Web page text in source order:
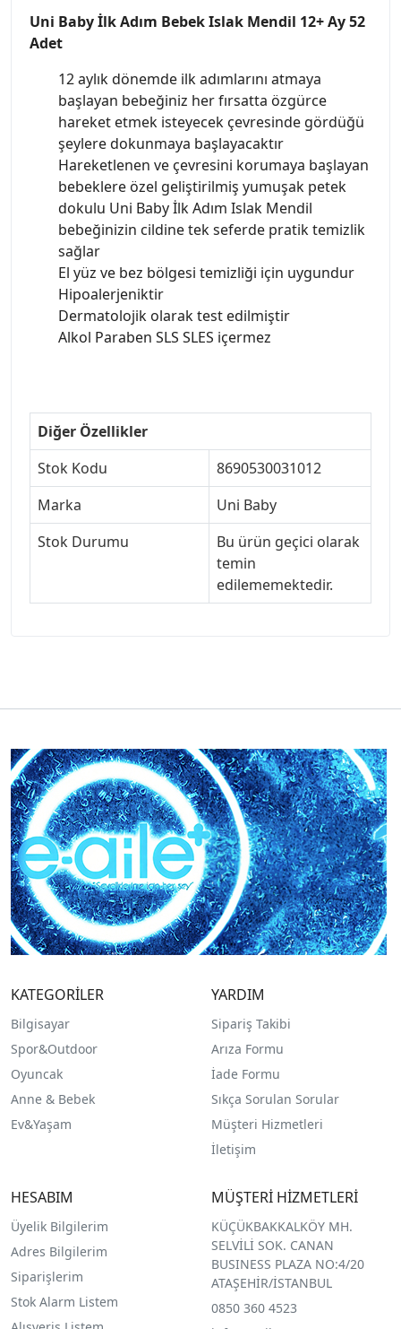
Uni Baby İlk Adım Bebek Islak Mendil 12+ Ay 52
Adet
12 aylık dönemde ilk adımlarını atmaya
başlayan bebeğiniz her fırsatta özgürce
hareket etmek isteyecek çevresinde gördüğü
şeylere dokunmaya başlayacaktır
Hareketlenen ve çevresini korumaya başlayan
bebeklere özel geliştirilmiş yumuşak petek
dokulu Uni Baby İlk Adım Islak Mendil
bebeğinizin cildine tek seferde pratik temizlik
sağlar
El yüz ve bez bölgesi temizliği için uygundur
Hipoalerjeniktir
Dermatolojik olarak test edilmiştir
Alkol Paraben SLS SLES içermez
Diğer Özellikler
Stok Kodu
8690530031012
Marka
Uni Baby
Stok Durumu
Bu ürün geçici olarak
temin
edilememektedir.
KATEGORİLER
Bilgisayar
Spor&Outdoor
Oyuncak
Anne & Bebek
Ev&Yaşam
YARDIM
Sipariş Takibi
Arıza Formu
İade Formu
Sıkça Sorulan Sorular
Müşteri Hizmetleri
İletişim
HESABIM
Üyelik Bilgilerim
Adres Bilgilerim
Siparişlerim
Stok Alarm Listem
MÜŞTERİ HİZMETLERİ
KÜÇÜKBAKKALKÖY MH.
SELVİLİ SOK. CANAN
BUSINESS PLAZA NO:4/20
ATAŞEHİR/İSTANBUL
0850 360 4523